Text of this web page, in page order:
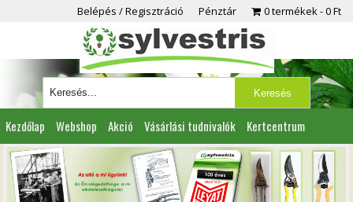
Belépés / Regisztráció Pénztár 0 termékek 0 Ft
Kezdőlap Webshop Akció Vásárlási tudnivalók Kertcentrum
Viszonteladóknak Partnereink Kapcsolat